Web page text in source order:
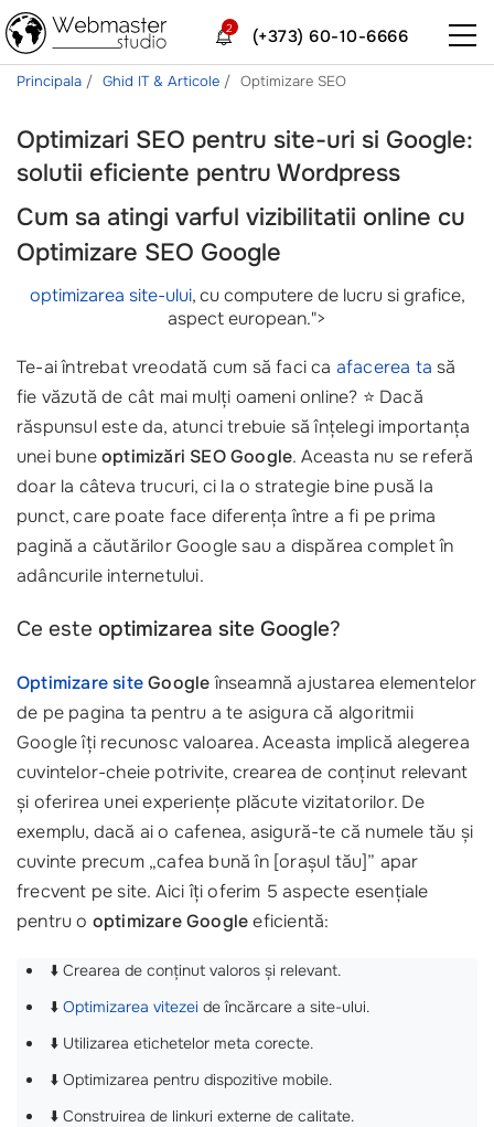
(+373) 60-10-6666
2
Principala Ghid IT & Articole Optimizare SEO
Optimizari SEO pentru site-uri si Google:
solutii eficiente pentru Wordpress
Cum sa atingi varful vizibilitatii online cu
Optimizare SEO Google
optimizarea site-ului, cu computere de lucru si grafice,
aspect european.">
Te-ai întrebat vreodată cum să faci ca afacerea ta să
fie văzută de cât mai mulți oameni online? ⭐ Dacă
răspunsul este da, atunci trebuie să înțelegi importanța
unei buneoptimizări SEO Google. Aceasta nu se referă
doar la câteva trucuri, ci la o strategie bine pusă la
punct, care poate face diferența între a fi pe prima
pagină a căutărilor Google sau a dispărea complet în
adâncurile internetului.
Ce este optimizarea site Google?
Optimizare siteGoogleînseamnă ajustarea elementelor
de pe pagina ta pentru a te asigura că algoritmii
Google îți recunosc valoarea. Aceasta implică alegerea
cuvintelor-cheie potrivite, crearea de conținut relevant
și oferirea unei experiențe plăcute vizitatorilor. De
exemplu, dacă ai o cafenea, asigură-te că numele tău și
cuvinte precum „cafea bună în [orașul tău]” apar
frecvent pe site. Aici îți oferim 5 aspecte esențiale
pentru o optimizare Googleeficientă:
⬇️ Crearea de conținut valoros și relevant.
⬇️ Optimizarea vitezei de încărcare a site-ului.
⬇️ Utilizarea etichetelor meta corecte.
⬇️ Optimizarea pentru dispozitive mobile.
⬇️ Construirea de linkuri externe de calitate.